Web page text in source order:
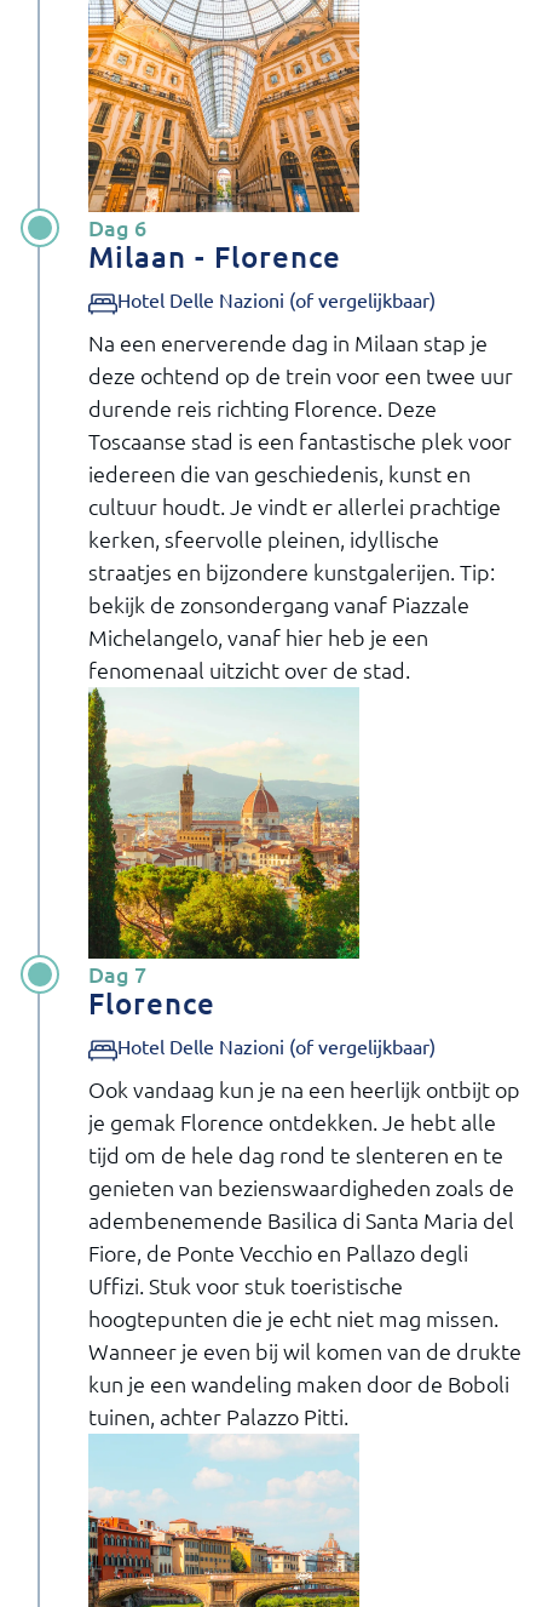
Dag 6
Milaan - Florence
Hotel Delle Nazioni (of vergelijkbaar)
Na een enerverende dag in Milaan stap je
deze ochtend op de trein voor een twee uur
durende reis richting Florence. Deze
Toscaanse stad is een fantastische plek voor
iedereen die van geschiedenis, kunst en
cultuur houdt. Je vindt er allerlei prachtige
kerken, sfeervolle pleinen, idyllische
straatjes en bijzondere kunstgalerijen. Tip:
bekijk de zonsondergang vanaf Piazzale
Michelangelo, vanaf hier heb je een
fenomenaal uitzicht over de stad.
Dag 7
Florence
Hotel Delle Nazioni (of vergelijkbaar)
Ook vandaag kun je na een heerlijk ontbijt op
je gemak Florence ontdekken. Je hebt alle
tijd om de hele dag rond te slenteren en te
genieten van bezienswaardigheden zoals de
adembenemende Basilica di Santa Maria del
Fiore, de Ponte Vecchio en Pallazo degli
Uffizi. Stuk voor stuk toeristische
hoogtepunten die je echt niet mag missen.
Wanneer je even bij wil komen van de drukte
kun je een wandeling maken door de Boboli
tuinen, achter Palazzo Pitti.